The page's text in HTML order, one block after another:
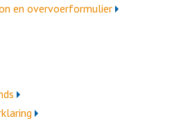
en overvoerformulier